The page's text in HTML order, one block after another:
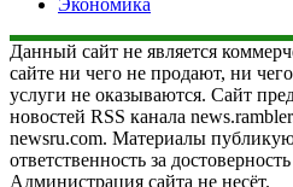
Данный сайт не является
сайте ни чего не продают, ни
услуги не оказываются. Сайт
новостей RSS канала
newsru.com. Материалы
ответственность за
Администрация сайта не несёт.